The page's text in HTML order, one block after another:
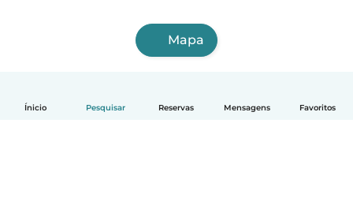
Ínicio Pesquisar Reservas Mensagens Favoritos
Mapa